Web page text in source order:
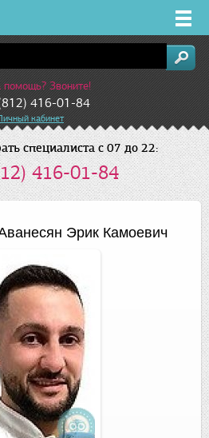
помощь? Звоните!
416-01-84
кабинет
специалиста с 07 до 22:
416-01-84
Эрик Камоевич